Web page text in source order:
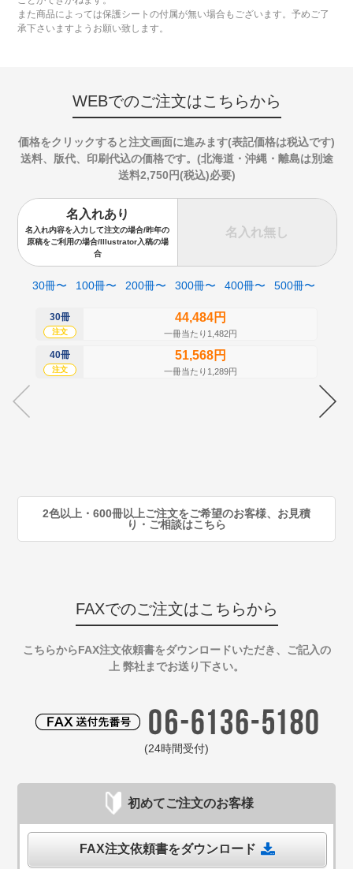
また商品によっては保護シートの付属が無い場合もございます。予めご了
承下さいますようお願い致します。
WEBでのご注文はこちらから
価格をクリックすると注文画面に進みます(表記価格は税込です)
送料、版代、印刷代込の価格です。(北海道・沖縄・離島は別途
送料2,750円(税込)必要)
名入れあり
名入れ内容を入力して注文の場合/昨年の
原稿をご利用の場合/Illustrator入稿の場
合
名入れ無し
30冊〜 100冊〜 200冊〜 300冊〜 400冊〜 500冊〜
30冊
注文
44,484円
一冊当たり1,482円
40冊
注文
51,568円
一冊当たり1,289円
2色以上・600冊以上ご注文をご希望のお客様、お見積
り・ご相談はこちら
FAXでのご注文はこちらから
こちらからFAX注文依頼書をダウンロードいただき、ご記入の
上 弊社までお送り下さい。
(24時間受付)
初めてご注文のお客様
FAX注文依頼書をダウンロード